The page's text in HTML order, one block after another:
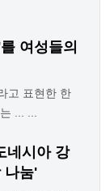
여성들의
고 표현한 한
... ...
네시아 강
나눔'